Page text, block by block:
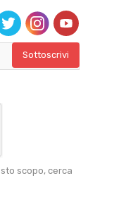
scopo, cerca